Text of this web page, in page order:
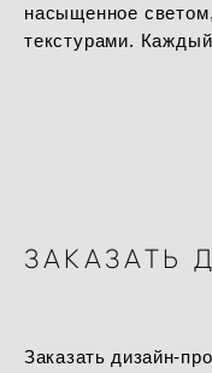
насыщенное
текстурами.
ЗАКАЗАТЬ
Заказать дизайн-